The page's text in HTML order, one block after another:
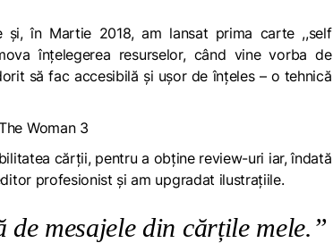
în Martie 2018, am lansat prima carte ,,self
înțelegerea resurselor, când vine vorba de
să fac accesibilă și ușor de înțeles – o tehnică
cărții, pentru a obține review-uri iar, îndată
profesionist și am upgradat ilustrațiile.
de mesajele din cărțile mele.”